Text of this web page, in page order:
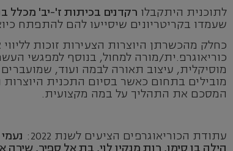
לתוכנית היתקבלו רקדנים בכיתות ז'-יב' מכלל
שעמדו בקריטריונים שיסייעו להם להתפתח
כחלק מהכשרתן היוצרות הצעירות זוכות
כוריאוגרפ.ית/מורה למחול, בנוסף למפגשי
מוסיקלית, עיצוב תאורה לבמה ועוד,
מובילים בתחום כאשר בסיום התכנית
המסכם את התהליך על במה מקצועית.
עתודת הכוריאוגרפים הציעים לשנת 2022: